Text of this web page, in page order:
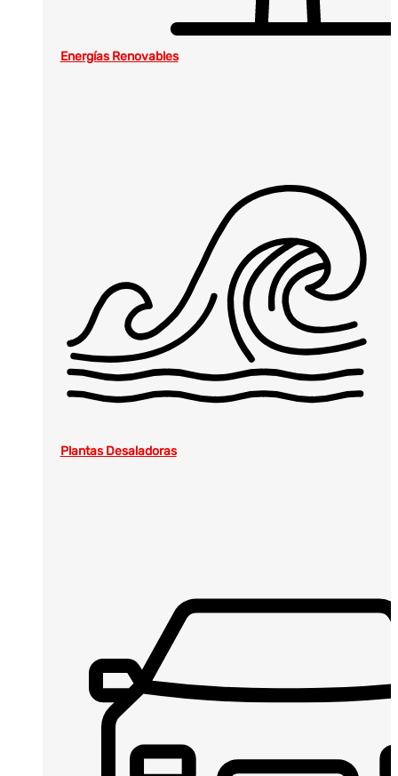
Energías Renovables
Plantas Desaladoras